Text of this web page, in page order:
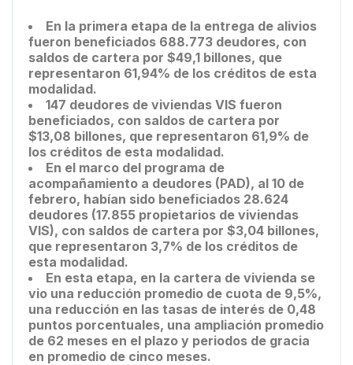
En la primera etapa de la entrega de alivios
fueron beneficiados 688.773 deudores, con
saldos de cartera por $49,1 billones, que
representaron 61,94% de los créditos de esta
modalidad.
147 deudores de viviendas VIS fueron
beneficiados, con saldos de cartera por
$13,08 billones, que representaron 61,9% de
los créditos de esta modalidad.
En el marco del programa de
acompañamiento a deudores (PAD), al 10 de
febrero, habían sido beneficiados 28.624
deudores (17.855 propietarios de viviendas
VIS), con saldos de cartera por $3,04 billones,
que representaron 3,7% de los créditos de
esta modalidad.
En esta etapa, en la cartera de vivienda se
vio una reducción promedio de cuota de 9,5%,
una reducción en las tasas de interés de 0,48
puntos porcentuales, una ampliación promedio
de 62 meses en el plazo y periodos de gracia
en promedio de cinco meses.